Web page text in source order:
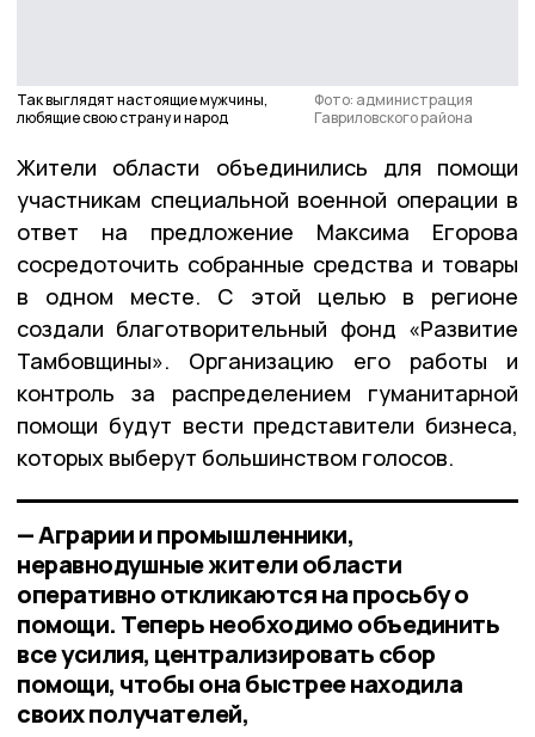
Так выглядят настоящие мужчины,
любящие свою страну и народ
Фото: администрация
Гавриловского района
Жители области объединились для помощи
участникам специальной военной операции в
ответ на предложение Максима Егорова
сосредоточить собранные средства и товары
в одном месте. С этой целью в регионе
создали благотворительный фонд «Развитие
Тамбовщины». Организацию его работы и
контроль за распределением гуманитарной
помощи будут вести представители бизнеса,
которых выберут большинством голосов.
— Аграрии и промышленники,
неравнодушные жители области
оперативно откликаются на просьбу о
помощи. Теперь необходимо объединить
все усилия, централизировать сбор
помощи, чтобы она быстрее находила
своих получателей,